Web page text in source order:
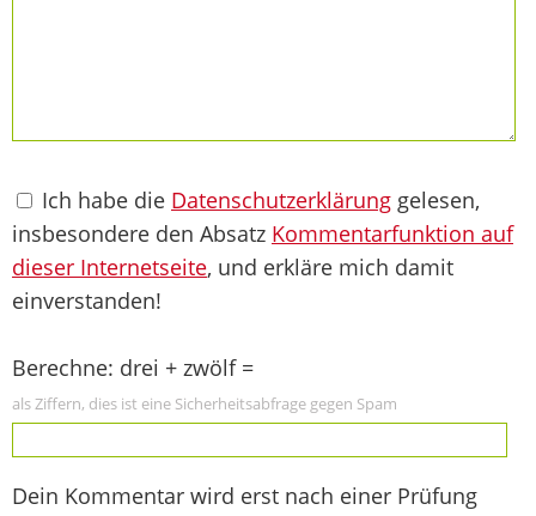
Ich habe die Datenschutzerklärung gelesen,
insbesondere den Absatz Kommentarfunktion auf
dieser Internetseite, und erkläre mich damit
einverstanden!
Berechne: drei + zwölf =
als Ziffern, dies ist eine Sicherheitsabfrage gegen Spam
Dein Kommentar wird erst nach einer Prüfung